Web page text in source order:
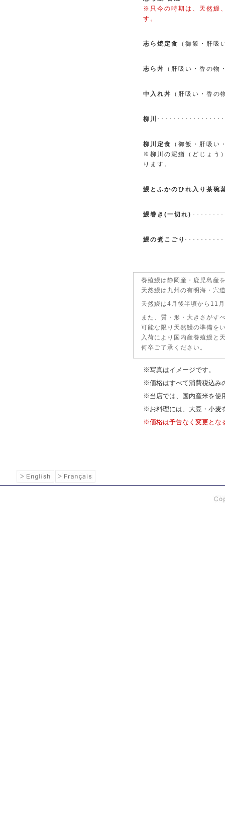
※只今の時期は、天然鰻
す。
志ら焼定食 （御飯・肝吸
志ら丼 （肝吸い・香の物
中入れ丼 （肝吸い・香の
柳川 ･･･････････････
柳川定食
（御飯・肝吸い
※柳川の泥鰌（どじょう
ります。
鰻とふかのひれ入り茶碗
鰻巻き(一切れ)･････････
鰻の煮こごり ･････････
養殖鰻は静岡産・鹿児島産
天然鰻は九州の有明海・宍
天然鰻は4月後半頃から11
また、質・形・大きさがす
可能な限り天然鰻の準備
入荷により国内産養殖鰻と
何卒ご了承ください。
※写真はイメージです。
※価格はすべて消費税込み
※当店では、国内産米を使
※お料理には、大豆・小麦
※価格は予告なく変更とな